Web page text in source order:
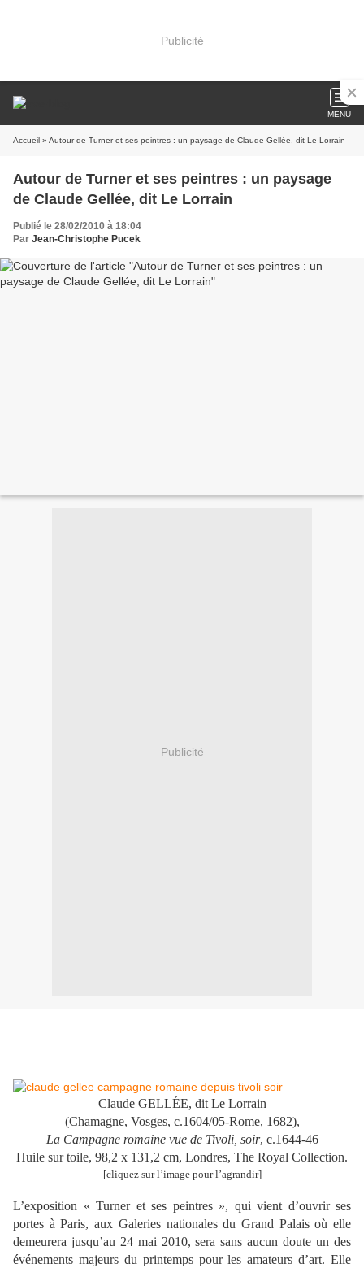
Publicité
MENU
Accueil » Autour de Turner et ses peintres : un paysage de Claude Gellée, dit Le Lorrain
Autour de Turner et ses peintres : un paysage
de Claude Gellée, dit Le Lorrain
Publié le 28/02/2010 à 18:04
Par Jean-Christophe Pucek
Publicité
Claude GELLÉE, dit Le Lorrain
(Chamagne, Vosges, c.1604/05-Rome, 1682),
La Campagne romaine vue de Tivoli, soir, c.1644-46
Huile sur toile, 98,2 x 131,2 cm, Londres, The Royal Collection.
[cliquez sur l’image pour l’agrandir]
L’exposition « Turner et ses peintres », qui vient d’ouvrir ses
portes à Paris, aux Galeries nationales du Grand Palais où elle
demeurera jusqu’au 24 mai 2010, sera sans aucun doute un des
événements majeurs du printemps pour les amateurs d’art. Elle